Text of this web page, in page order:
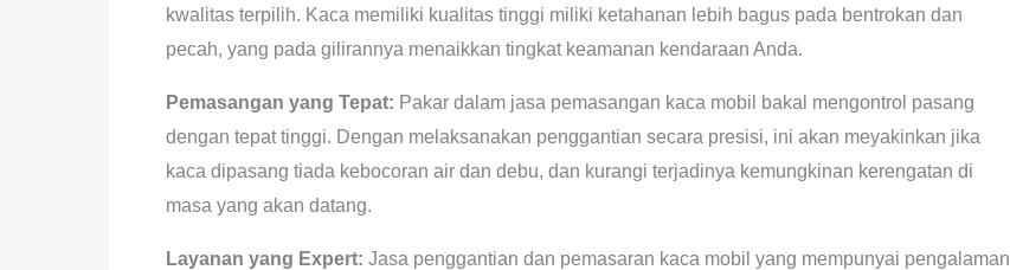
kwalitas terpilih. Kaca memiliki kualitas tinggi miliki ketahanan lebih bagus pada bentrokan dan
pecah, yang pada gilirannya menaikkan tingkat keamanan kendaraan Anda.
Pemasangan yang Tepat: Pakar dalam jasa pemasangan kaca mobil bakal mengontrol pasang
dengan tepat tinggi. Dengan melaksanakan penggantian secara presisi, ini akan meyakinkan jika
kaca dipasang tiada kebocoran air dan debu, dan kurangi terjadinya kemungkinan kerengatan di
masa yang akan datang.
Layanan yang Expert: Jasa penggantian dan pemasaran kaca mobil yang mempunyai pengalaman